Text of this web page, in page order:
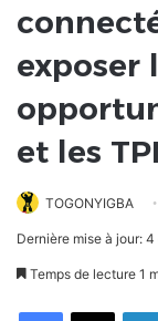
exposer
et les
TOGONYIGBA
Dernière mise à jour:
Temps de lecture 1
FacebookX